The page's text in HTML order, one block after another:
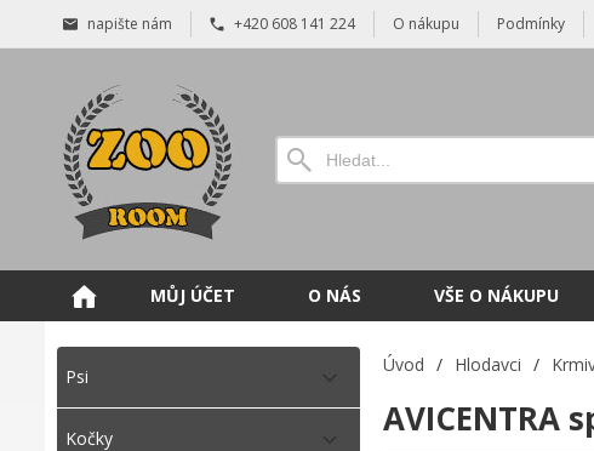
napište nám +420 608 141 224 O nákupu Podmínky
MŮJ ÚČET O NÁS VŠE O NÁKUPU
Psi
Kočky
Úvod / Hlodavci /
AVICENTRA